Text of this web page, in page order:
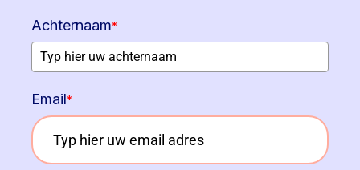
Achternaam*
Email*